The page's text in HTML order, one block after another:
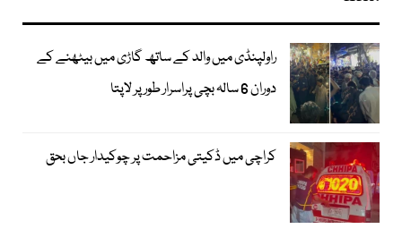
راولپنڈی میں والد کے ساتھ گاڑی میں بیٹھنے کے
دوران 6 سالہ بچی پراسرار طور پر لاپتا
کراچی میں ڈکیتی مزاحمت پر چوکیدار جاں بحق